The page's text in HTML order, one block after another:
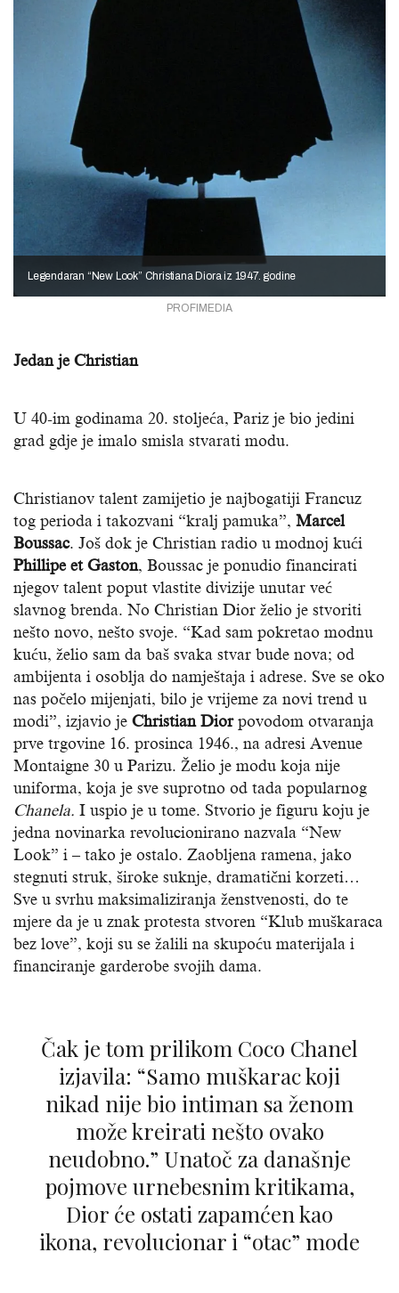
PROFIMEDIA
Legendaran “New Look” Christiana Diora iz 1947. godine
Jedan je Christian
U 40-im godinama 20. stoljeća, Pariz je bio jedini
grad gdje je imalo smisla stvarati modu.
Christianov talent zamijetio je najbogatiji Francuz
tog perioda i takozvani “kralj pamuka”, Marcel
Boussac. Još dok je Christian radio u modnoj kući
Phillipe et Gaston, Boussac je ponudio financirati
njegov talent poput vlastite divizije unutar već
slavnog brenda. No Christian Dior želio je stvoriti
nešto novo, nešto svoje. “Kad sam pokretao modnu
kuću, želio sam da baš svaka stvar bude nova; od
ambijenta i osoblja do namještaja i adrese. Sve se oko
nas počelo mijenjati, bilo je vrijeme za novi trend u
modi”, izjavio je Christian Diorpovodom otvaranja
prve trgovine 16. prosinca 1946., na adresi Avenue
Montaigne 30 u Parizu. Želio je modu koja nije
uniforma, koja je sve suprotno od tada popularnog
Chanela. I uspio je u tome. Stvorio je figuru koju je
jedna novinarka revolucionirano nazvala “New
Look” i – tako je ostalo. Zaobljena ramena, jako
stegnuti struk, široke suknje, dramatični korzeti…
Sve u svrhu maksimaliziranja ženstvenosti, do te
mjere da je u znak protesta stvoren “Klub muškaraca
bez love”, koji su se žalili na skupoću materijala i
financiranje garderobe svojih dama.
Čak je tom prilikom Coco Chanel
izjavila: “Samo muškarac koji
nikad nije bio intiman sa ženom
može kreirati nešto ovako
neudobno.” Unatoč za današnje
pojmove urnebesnim kritikama,
Dior će ostati zapamćen kao
ikona, revolucionar i “otac” mode